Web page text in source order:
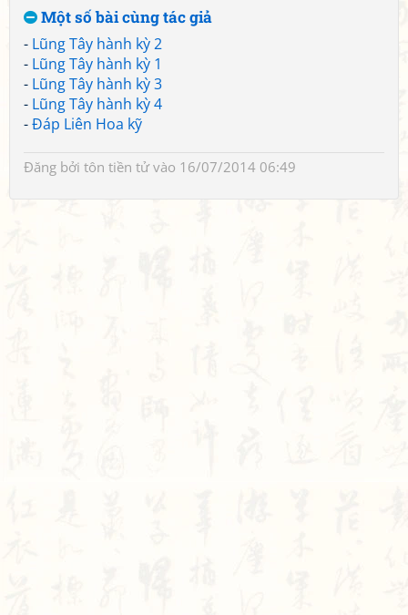
Một số bài cùng tác giả
- Lũng Tây hành kỳ 2
- Lũng Tây hành kỳ 1
- Lũng Tây hành kỳ 3
- Lũng Tây hành kỳ 4
-Đáp Liên Hoa kỹ
Đăng bởi tôn tiền tửvào 16/07/2014 06:49